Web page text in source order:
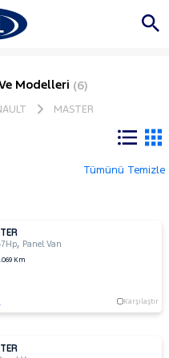
Modelleri (6)
MASTER
Tümünü Temizle
, Panel Van
Km
Karşılaştır